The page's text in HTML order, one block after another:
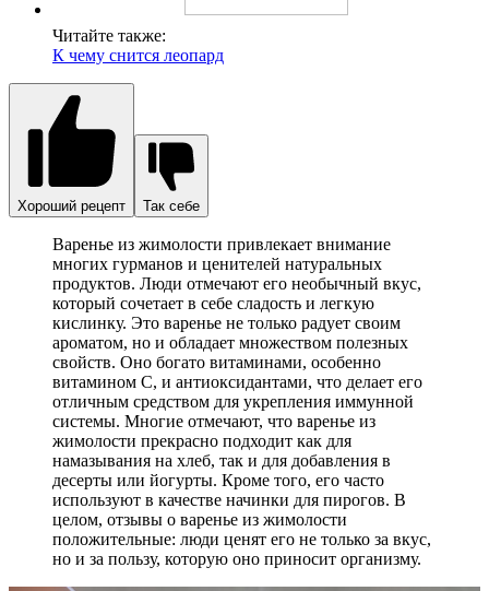
Читайте также:
К чему снится леопард
Хороший рецепт Так себе
Варенье из жимолости привлекает внимание
многих гурманов и ценителей натуральных
продуктов. Люди отмечают его необычный вкус,
который сочетает в себе сладость и легкую
кислинку. Это варенье не только радует своим
ароматом, но и обладает множеством полезных
свойств. Оно богато витаминами, особенно
витамином C, и антиоксидантами, что делает его
отличным средством для укрепления иммунной
системы. Многие отмечают, что варенье из
жимолости прекрасно подходит как для
намазывания на хлеб, так и для добавления в
десерты или йогурты. Кроме того, его часто
используют в качестве начинки для пирогов. В
целом, отзывы о варенье из жимолости
положительные: люди ценят его не только за вкус,
но и за пользу, которую оно приносит организму.